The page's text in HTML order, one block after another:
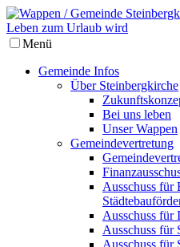
Menü
Gemeinde Infos
Über Steinbergkirche
Bei uns leben
Unser Wappen
Gemeindevertretung
Ausschuss für
Ausschuss für
Ausschuss für
Ausschuss für